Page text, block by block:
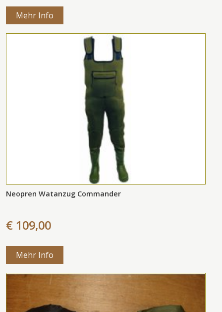
Mehr Info
Neopren Watanzug Commander
€ 109,00
Mehr Info